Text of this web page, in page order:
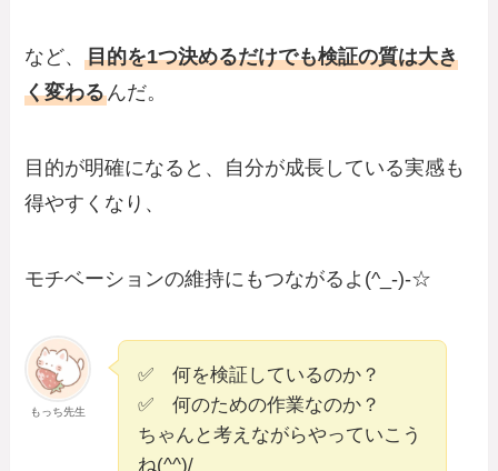
など、目的を1つ決めるだけでも検証の質は大き
く変わるんだ。
目的が明確になると、自分が成長している実感も
得やすくなり、
モチベーションの維持にもつながるよ(^_-)-☆
もっち先生
✅ 何を検証しているのか？
✅ 何のための作業なのか？
ちゃんと考えながらやっていこう
ね(^^)/